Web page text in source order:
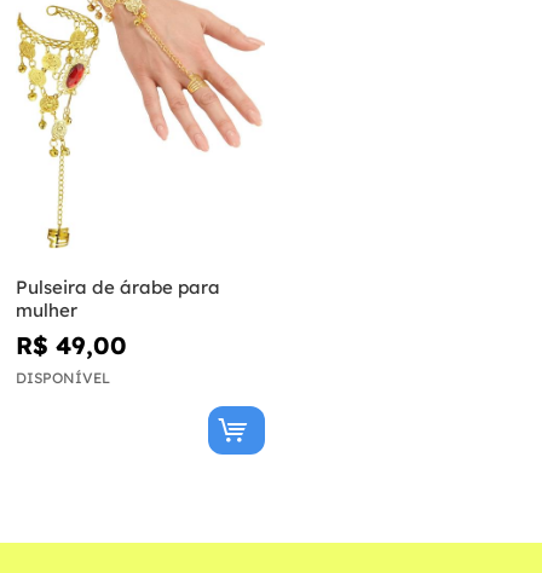
Pulseira de árabe para
mulher
R$ 49,00
DISPONÍVEL